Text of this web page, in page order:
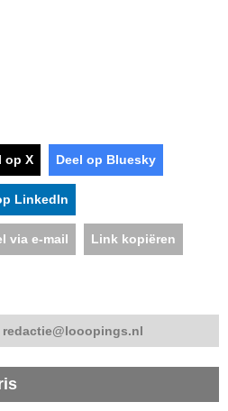
op X Deel op Bluesky
LinkedIn
via e-mail Link kopiëren
redactie@looopings.nl